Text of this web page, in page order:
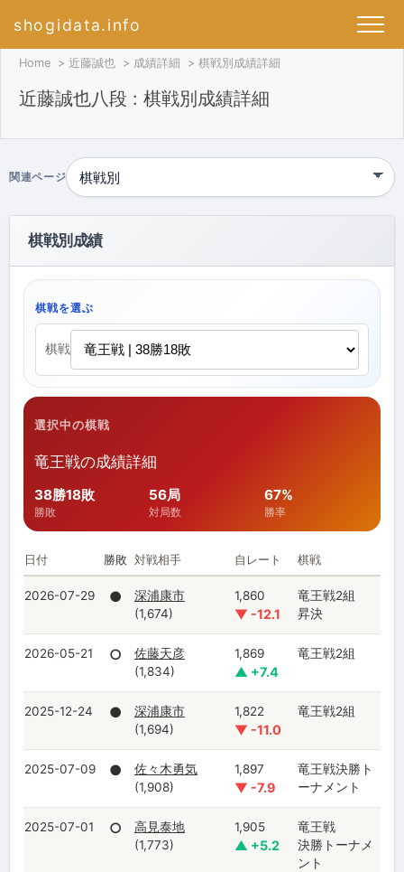
shogidata.info
Home 近藤誠也 成績詳細 棋戦別成績詳細
近藤誠也八段 : 棋戦別成績詳細
関連ページ
棋戦別成績
棋戦を選ぶ
棋戦
選択中の棋戦
竜王戦の成績詳細
38勝18敗
勝敗
56局
対局数
67%
勝率
日付 勝敗 対戦相手 自レート 棋戦
2026-07-29 ●
深浦康市
(1,674)
1,860
▼ -12.1
竜王戦2組
昇決
2026-05-21 ○
佐藤天彦
(1,834)
1,869
▲ +7.4
竜王戦2組
2025-12-24 ●
深浦康市
(1,694)
1,822
▼ -11.0
竜王戦2組
2025-07-09 ●
佐々木勇気
(1,908)
1,897
▼ -7.9
竜王戦決勝ト
ーナメント
2025-07-01 ○
高見泰地
(1,773)
1,905
▲ +5.2
竜王戦
決勝トーナメ
ント